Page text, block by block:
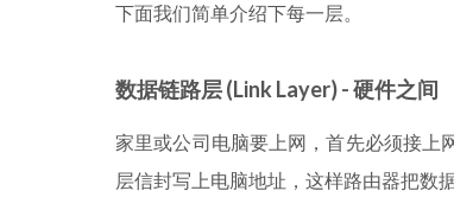
下面我们简单介绍下每一层。
数据链路层 (Link Layer)- 硬件之间
家里或公司电脑要上网，首先必须接上
层信封写上电脑地址，这样路由器把数